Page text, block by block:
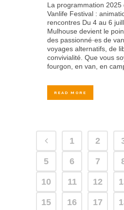
La programmation 2025
Vanlife Festival :
rencontres Du 4 au 6
Mulhouse devient le
des passionné·es de
voyages alternatifs, de
convivialité. Que vous
fourgon, en van, en
READ MORE
1 2
5 6 7
10 11 12
15 16 17